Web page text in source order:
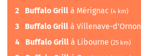
2 Buffalo Grill à Mérignac (4 km)
3 Buffalo Grill à Villenave-d'Ornon
4 Buffalo Grill à Libourne (25 km)